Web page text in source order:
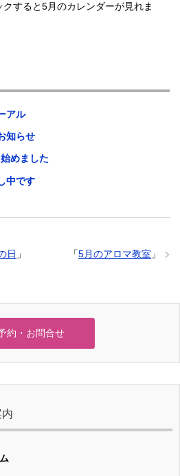
すると5月のカレンダーが見れま
アル
知らせ
めました
中です
「5月のアロマ教室 」
日 」
約・お問合せ